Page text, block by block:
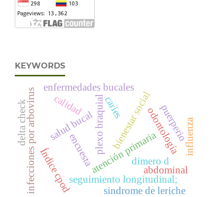
KEYWORDS
plexo braquial
atención primaria
seguimiento longitudinal;
salud bucal bienestar socialodontología
sindrome de leriche
enfermedades bucales
caries
Índice cpod
puerperio
dímero d
encuesta
calidad
infecciones por arbovirus
delta check
abdominal
influenza